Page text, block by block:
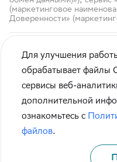
(маркетинговое
Доверенности»
© СберКорус 2004-2026
Кибербезопасность
Правила использования
Карта сайта
Для улучшения
обрабатывает файлы
сервисы веб-
дополнительной
ознакомьтесь с
файлов.